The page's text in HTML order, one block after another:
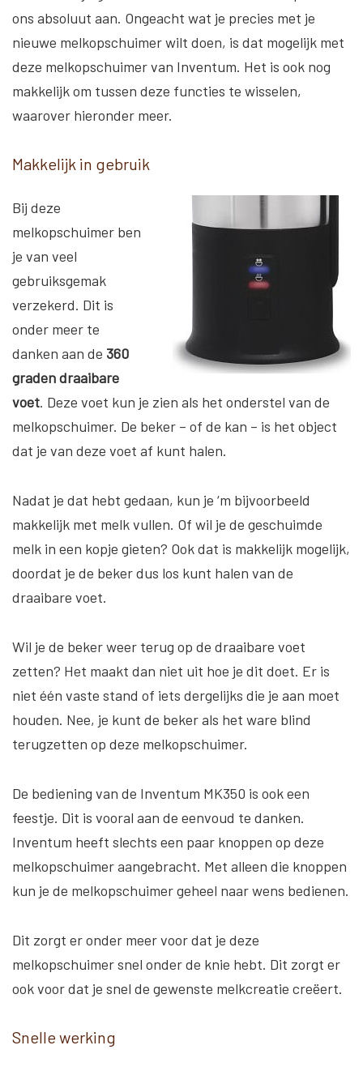
ons absoluut aan. Ongeacht wat je precies met je
nieuwe melkopschuimer wilt doen, is dat mogelijk met
deze melkopschuimer van Inventum. Het is ook nog
makkelijk om tussen deze functies te wisselen,
waarover hieronder meer.
Makkelijk in gebruik
Bij deze
melkopschuimer ben
je van veel
gebruiksgemak
verzekerd. Dit is
onder meer te
danken aan de 360
graden draaibare
voet. Deze voet kun je zien als het onderstel van de
melkopschuimer. De beker – of de kan – is het object
dat je van deze voet af kunt halen.
Nadat je dat hebt gedaan, kun je ‘m bijvoorbeeld
makkelijk met melk vullen. Of wil je de geschuimde
melk in een kopje gieten? Ook dat is makkelijk mogelijk,
doordat je de beker dus los kunt halen van de
draaibare voet.
Wil je de beker weer terug op de draaibare voet
zetten? Het maakt dan niet uit hoe je dit doet. Er is
niet één vaste stand of iets dergelijks die je aan moet
houden. Nee, je kunt de beker als het ware blind
terugzetten op deze melkopschuimer.
De bediening van de Inventum MK350 is ook een
feestje. Dit is vooral aan de eenvoud te danken.
Inventum heeft slechts een paar knoppen op deze
melkopschuimer aangebracht. Met alleen die knoppen
kun je de melkopschuimer geheel naar wens bedienen.
Dit zorgt er onder meer voor dat je deze
melkopschuimer snel onder de knie hebt. Dit zorgt er
ook voor dat je snel de gewenste melkcreatie creëert.
Snelle werking